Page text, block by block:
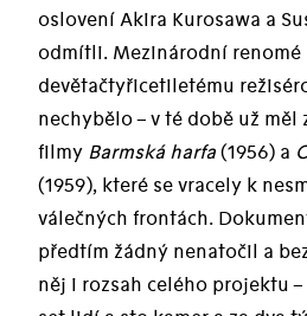
oslovení Akira Kurosawa a
odmítli. Mezinárodní renomé
devětačtyřicetiletému
nechybělo – v té době už měl
filmy Barmská harfa (1956) a
(1959), které se vracely k
válečných frontách.
předtím žádný nenatočil a
něj i rozsah celého projektu